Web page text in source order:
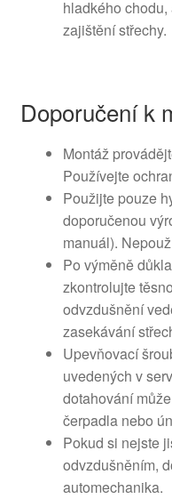
hladkého
zajištění střechy.
Doporučení k
Montáž
Používejte
Použijte pouze
doporučenou
manuál).
Po výměně
zkontrolujte
odvzdušnění
zasekávání
Upevňovací
uvedených v
dotahování
čerpadla nebo
Pokud si nejste
odvzdušněním,
automechanika.